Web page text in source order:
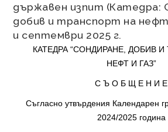
държавен изпит (Катедра:
добив и транспорт на нефт
и септември 2025 г.
КАТЕДРА “СОНДИРАНЕ, ДОБИВ
НЕФТ И ГАЗ”
С Ъ О Б Щ Е Н И Е
Съгласно утвърдения Календарен
2024/2025 година